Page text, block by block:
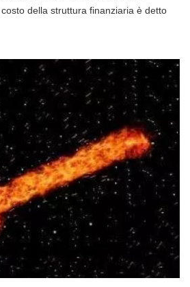
della struttura finanziaria è detto